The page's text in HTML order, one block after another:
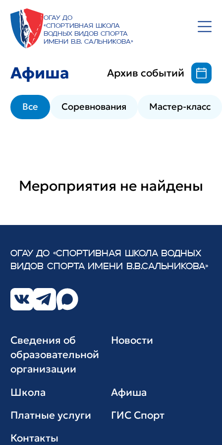
ОГАУ ДО
«Спортивная школа
водных видов спорта
имени В.В. Сальникова»
Афиша Архив событий
Все Соревнования Мастер-класс
Мероприятия не найдены
ОГАУ ДО «СПОРТИВНАЯ ШКОЛА ВОДНЫХ
ВИДОВ СПОРТА ИМЕНИ В.В.САЛЬНИКОВА»
Сведения об
образовательной
организации
Новости
Школа
Афиша
Платные услуги
ГИС Cпорт
Контакты